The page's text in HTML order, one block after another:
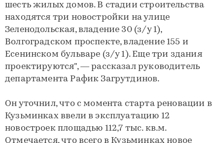
шесть жилых домов. В стадии строительства
находятся три новостройки на улице
Зеленодольская, владение 30 (з/у 1),
Волгоградском проспекте, владение 155 и
Есенинском бульваре (з/у 1). Еще три здания
проектируются", — рассказал руководитель
департамента Рафик Загрутдинов.
Он уточнил, что с момента старта реновации в
Кузьминках ввели в эксплуатацию 12
новостроек площадью 112,7 тыс. кв.м.
Отмечается, что всего в Кузьминках новое